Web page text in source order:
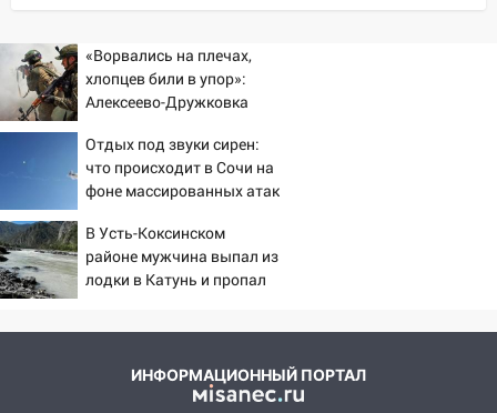
Вешкайме посиделки с судимым
знакомым закончились для женщины
больницей
16:06
перевернулась на мопеде и попала в
больницу
15:59
миллионов рублей за криминальное
покровительство
летнего мопедиста
В Ульяновске после тройного ДТП
госпитализировали 25-летнего байкера
«Ворвались на плечах,
хлопцев били в упор»:
Алексеево-Дружковка
«птах Мадьяра»
Отдых под звуки сирен:
что происходит в Сочи на
фоне массированных атак
В Усть-Коксинском
районе мужчина выпал из
лодки в Катунь и пропал
ИНФОРМАЦИОННЫЙ ПОРТАЛ